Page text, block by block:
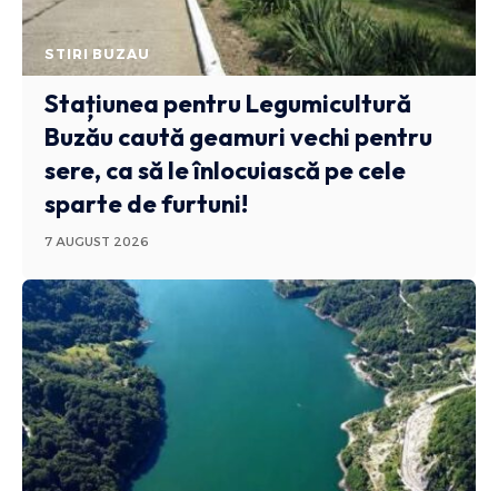
STIRI BUZAU
Stațiunea pentru Legumicultură
Buzău caută geamuri vechi pentru
sere, ca să le înlocuiască pe cele
sparte de furtuni!
7 AUGUST 2026